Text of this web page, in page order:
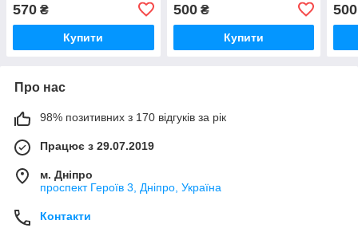
570 ₴
Купити
0280800042(043) / 321
906 263 B / 321906263B
500₴
Купити
906
500
Про нас
98% позитивних з 170 відгуків за рік
Працює з 29.07.2019
м. Дніпро
проспект Героїв 3, Дніпро, Україна
Контакти